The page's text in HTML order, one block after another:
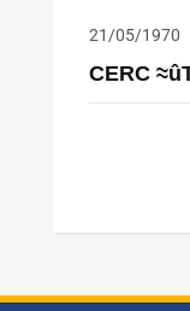
21/05/1970
CERC